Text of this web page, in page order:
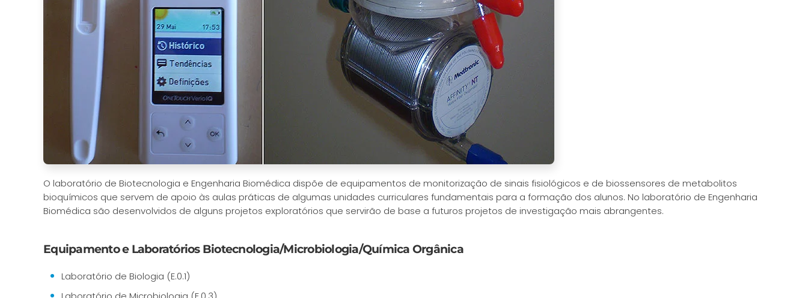
O laboratório de Biotecnologia e Engenharia Biomédica dispõe de equipamentos de monitorização de sinais fisiológicos e de biossensores de metabolitos
bioquímicos que servem de apoio às aulas práticas de algumas unidades curriculares fundamentais para a formação dos alunos. No laboratório de Engenharia
Biomédica são desenvolvidos de alguns projetos exploratórios que servirão de base a futuros projetos de investigação mais abrangentes.
Equipamento e Laboratórios Biotecnologia/Microbiologia/Química Orgânica
Laboratório de Biologia (E.0.1)